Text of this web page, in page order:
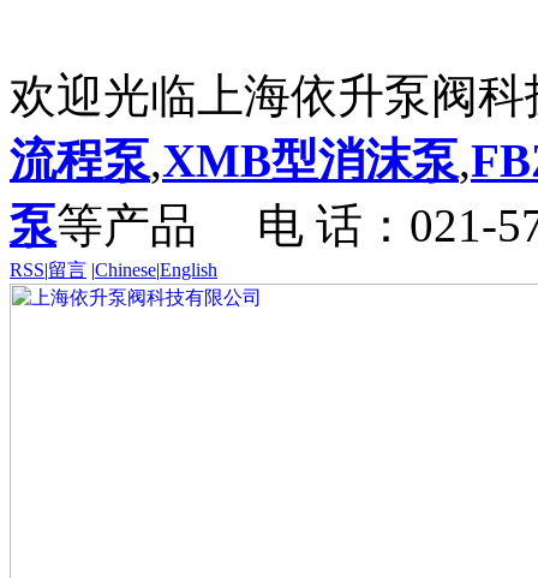
欢迎光临上海依升泵阀
流程泵,XMB型消沫泵,
泵等产品 电 话：021-
RSS|留言 |Chinese|English